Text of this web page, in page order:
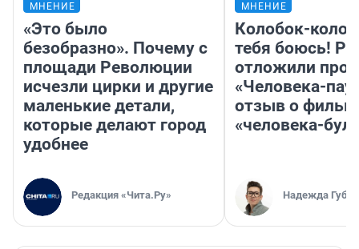
МНЕНИЕ
«Это было
безобразно». Почему с
площади Революции
исчезли цирки и другие
маленькие детали,
которые делают город
удобнее
Редакция «Чита.Ру»
МНЕНИЕ
Колобок-
тебя боюсь!
отложили
«Человека-
отзыв о
«человека-
Надежда